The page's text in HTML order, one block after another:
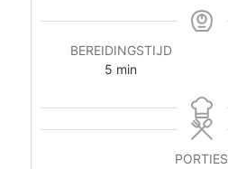
BEREIDINGSTIJD
5 minuten
min
PORTIES